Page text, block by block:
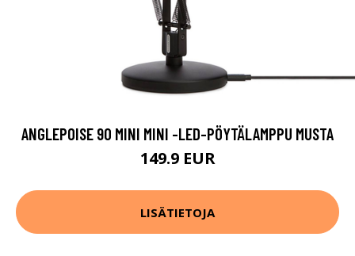
ANGLEPOISE 90 MINI MINI -LED-PÖYTÄLAMPPU MUSTA
149.9 EUR
LISÄTIETOJA